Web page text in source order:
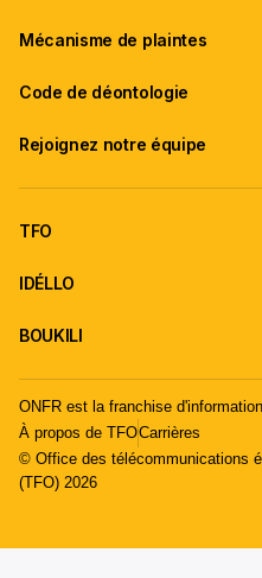
Mécanisme de plaintes
Code de déontologie
Rejoignez notre équipe
TFO
IDÉLLO
BOUKILI
ONFR est la franchise
À propos de TFOCarrières
© Office des télécommunications
(TFO) 2026